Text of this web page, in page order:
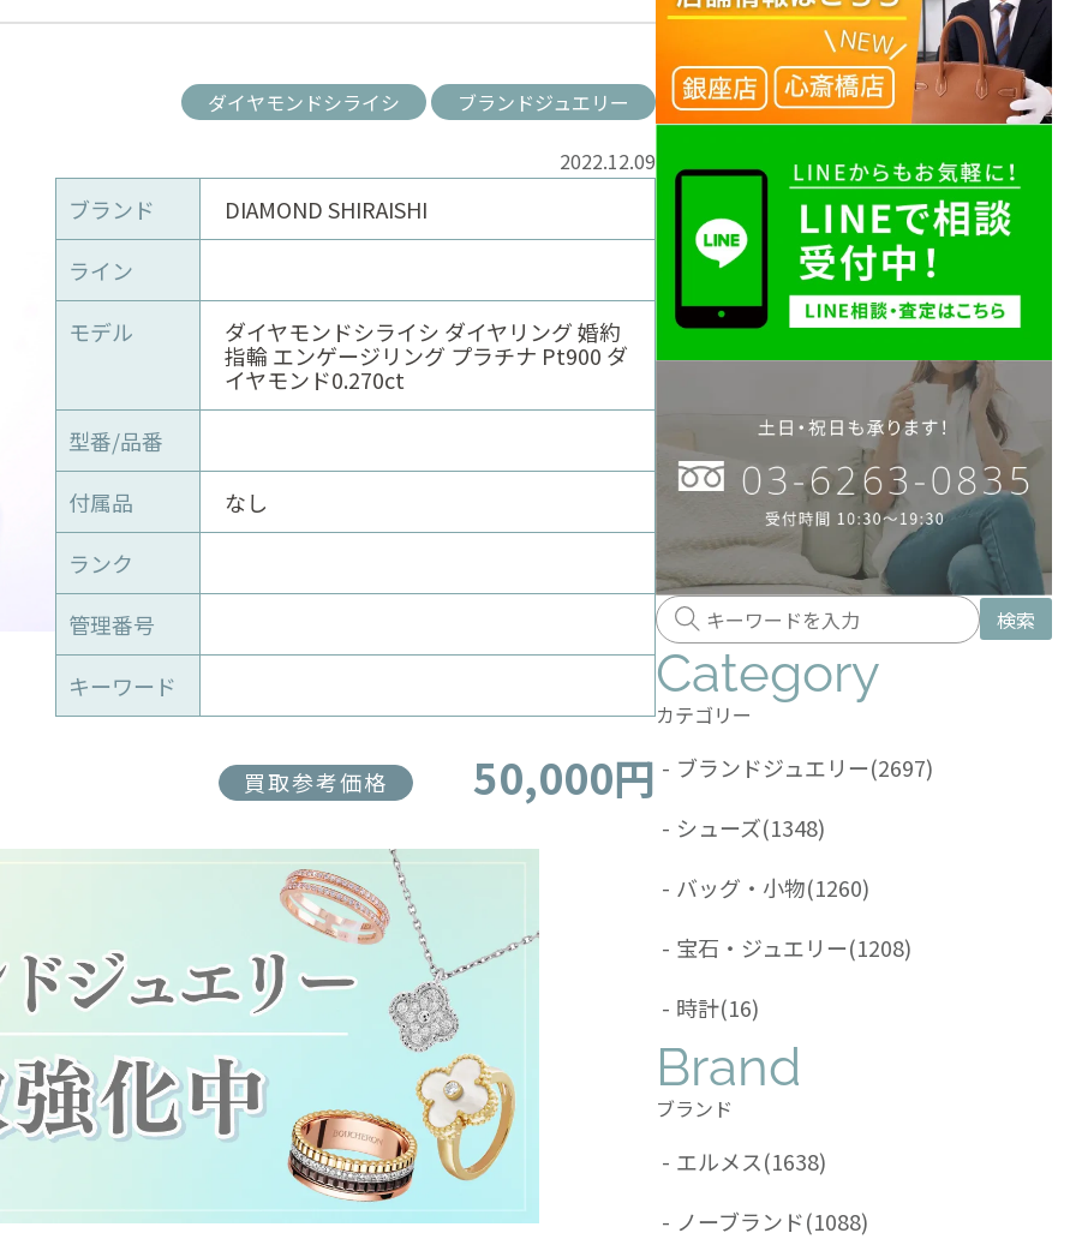
ダイヤモンドシライシ ブランドジュエリー
2022.12.09
ブランド
DIAMOND SHIRAISHI
ライン
モデル
ダイヤモンドシライシ ダイヤリング 婚約
指輪 エンゲージリング プラチナ Pt900 ダ
イヤモンド0.270ct
型番/品番
付属品
なし
ランク
管理番号
キーワード
買取参考価格 50,000円
検索
Category
カテゴリー
- ブランドジュエリー(2697)
- シューズ(1348)
- バッグ・小物(1260)
- 宝石・ジュエリー(1208)
- 時計(16)
Brand
ブランド
- エルメス(1638)
- ノーブランド(1088)